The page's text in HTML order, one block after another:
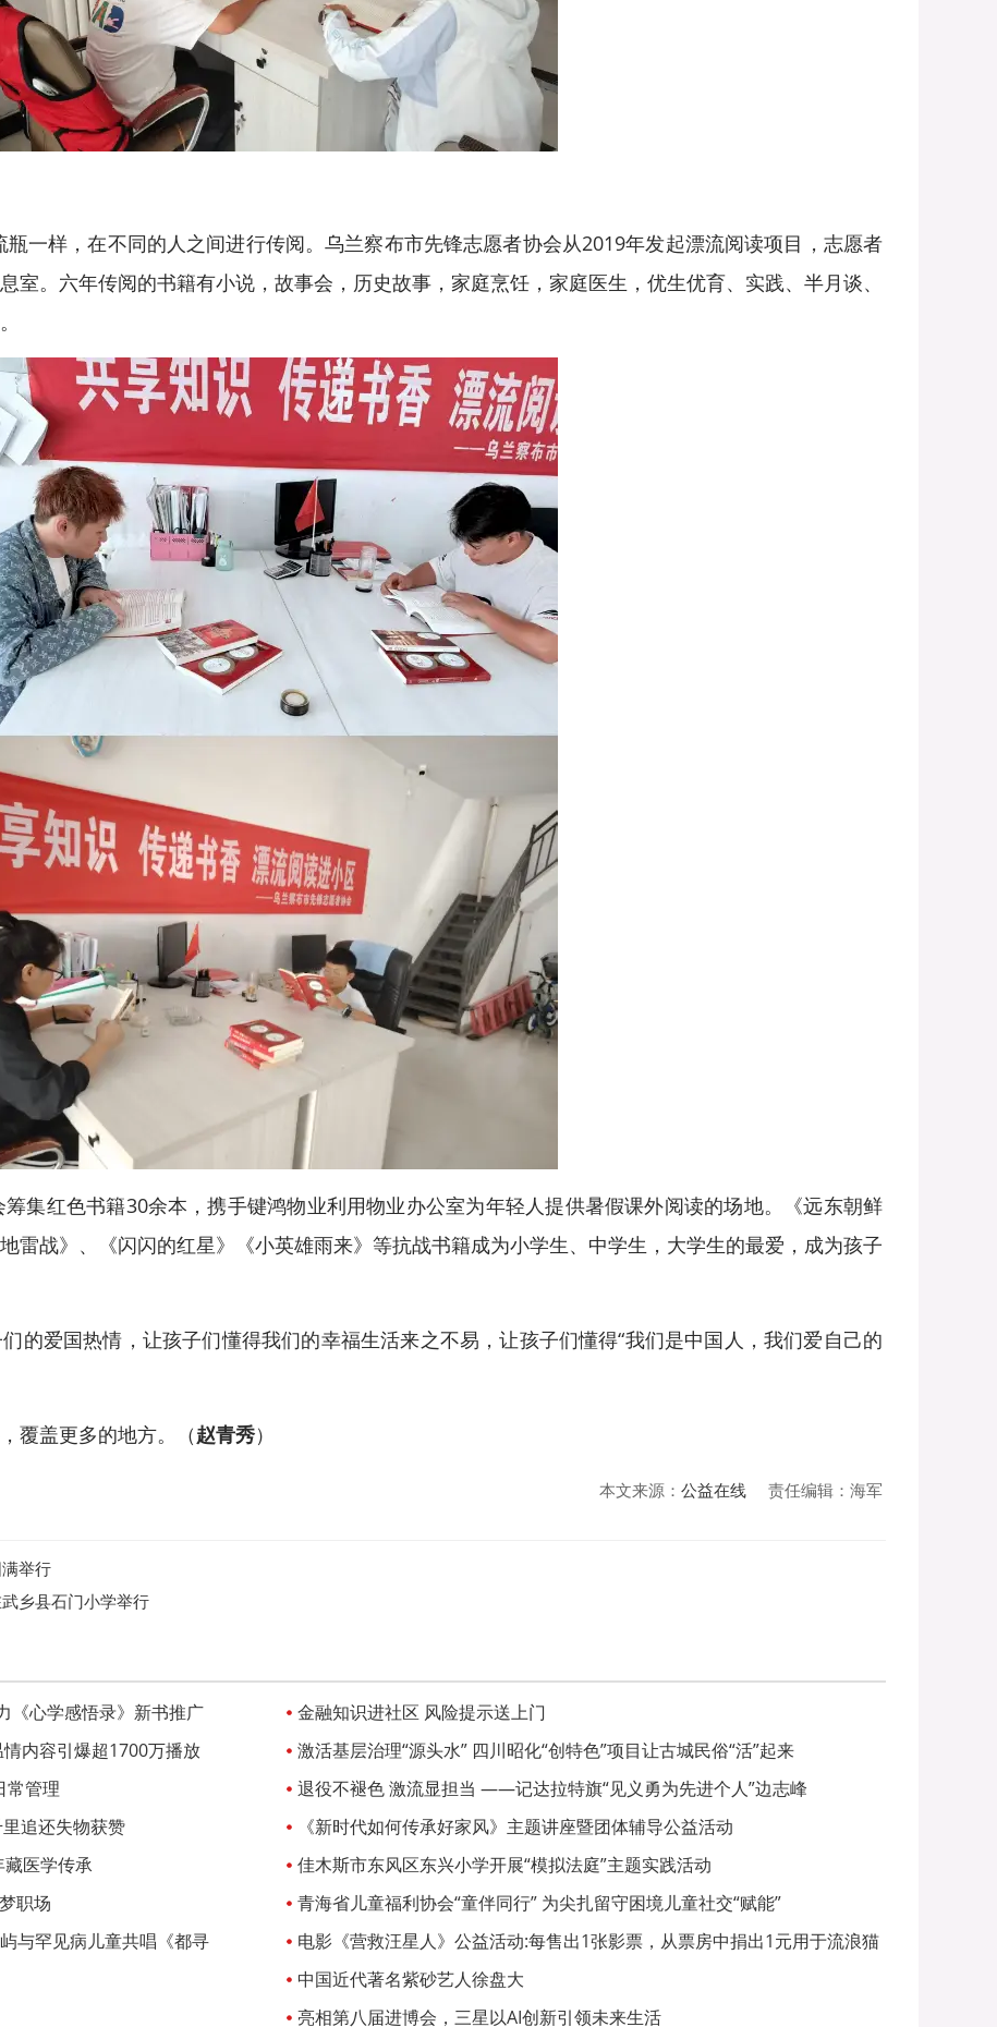
一样，在不同的人之间进行传阅。乌兰察布市先锋志愿者协会从2019年发起漂流阅读项目，志愿者
室。六年传阅的书籍有小说，故事会，历史故事，家庭烹饪，家庭医生，优生优育、实践、半月谈、
集红色书籍30余本，携手键鸿物业利用物业办公室为年轻人提供暑假课外阅读的场地。《远东朝鲜
雷战》、《闪闪的红星》《小英雄雨来》等抗战书籍成为小学生、中学生，大学生的最爱，成为孩子
的爱国热情，让孩子们懂得我们的幸福生活来之不易，让孩子们懂得“我们是中国人，我们爱自己的
覆盖更多的地方。（赵青秀）
本文来源： 公益在线 责任编辑：海军
举行
乡县石门小学举行
《心学感悟录》新书推广
金融知识进社区 风险提示送上门
内容引爆超1700万播放
激活基层治理“源头水” 四川昭化“创特色”项目让古城民俗“活”起来
常管理
退役不褪色 激流显担当 ——记达拉特旗“见义勇为先进个人”边志峰
追还失物获赞
《新时代如何传承好家风》主题讲座暨团体辅导公益活动
医学传承
佳木斯市东风区东兴小学开展“模拟法庭”主题实践活动
职场
青海省儿童福利协会“童伴同行” 为尖扎留守困境儿童社交“赋能”
与罕见病儿童共唱《都寻
电影《营救汪星人》公益活动:每售出1张影票，从票房中捐出1元用于流浪猫
狗救助
中国近代著名紫砂艺人徐盘大
亮相第八届进博会，三星以AI创新引领未来生活